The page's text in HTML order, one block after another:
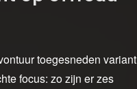
toegesneden variant
focus: zo zijn er zes